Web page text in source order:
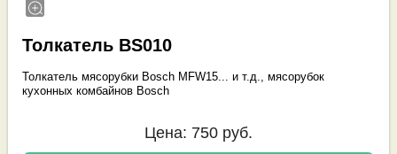
Толкатель BS010
Толкатель мясорубки Bosch MFW15... и т.д., мясорубок
кухонных комбайнов Bosch
Цена: 750 руб.